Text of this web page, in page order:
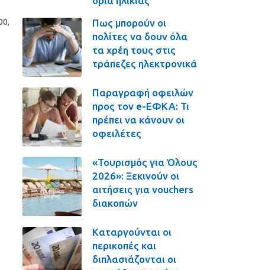
Πως μπορούν οι
πολίτες να δουν όλα
τα χρέη τους στις
τράπεζες ηλεκτρονικά
Παραγραφή οφειλών
προς τον e-ΕΦΚΑ: Τι
πρέπει να κάνουν οι
οφειλέτες
«Τουρισμός για Όλους
2026»: Ξεκινούν οι
αιτήσεις για vouchers
διακοπών
Καταργούνται οι
περικοπές και
διπλασιάζονται οι